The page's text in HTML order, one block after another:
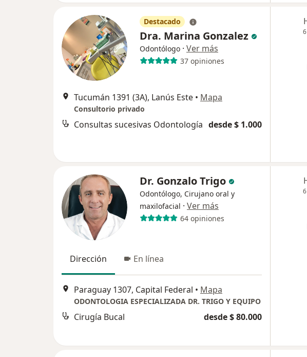
Destacado
Dra. Marina Gonzalez
Odontólogo · Ver más
37 opiniones
Tucumán 1391 (3A), Lanús Este • Mapa
Consultorio privado
Consultas sucesivas Odontología desde $ 1.000
Dr. Gonzalo Trigo
Odontólogo, Cirujano oral y
maxilofacial · Ver más
64 opiniones
Dirección En línea
Paraguay 1307, Capital Federal • Mapa
ODONTOLOGIA ESPECIALIZADA DR. TRIGO Y EQUIPO
Cirugía Bucal desde $ 80.000